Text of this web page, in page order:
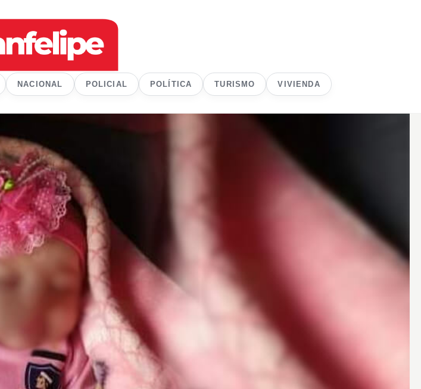
NACIONAL POLICIAL POLÍTICA TURISMO VIVIENDA